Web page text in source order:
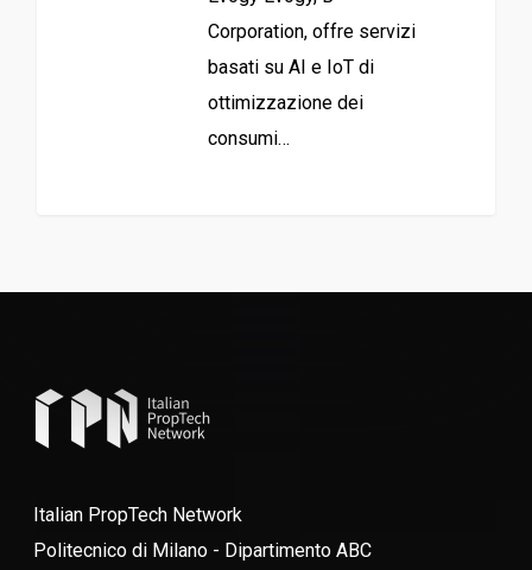
Corporation, offre servizi
basati su AI e IoT di
ottimizzazione dei
consumi…
Italian PropTech Network
Politecnico di Milano - Dipartimento ABC